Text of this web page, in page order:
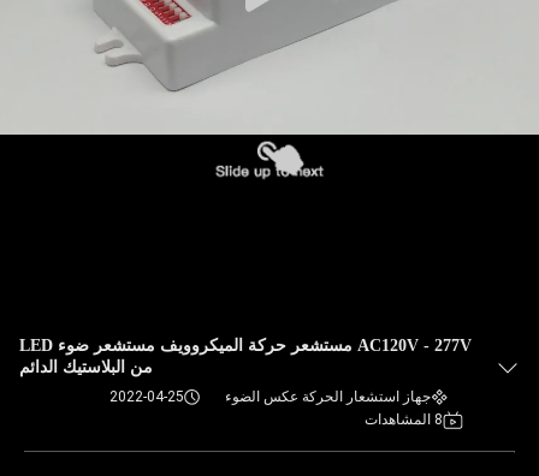
AC120V - 277V مستشعر حركة الميكروويف مستشعر ضوء LED
من البلاستيك الدائم
جهاز استشعار الحركة عكس الضوء
2022-04-25
8 المشاهدات